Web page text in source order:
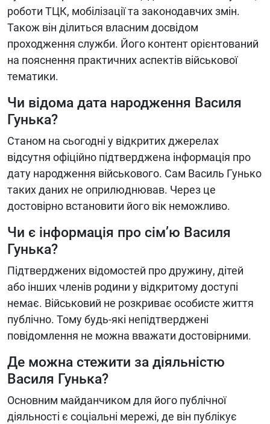
роботи ТЦК, мобілізації та законодавчих змін.
Також він ділиться власним досвідом
проходження служби. Його контент орієнтований
на пояснення практичних аспектів військової
тематики.
Чи відома дата народження Василя
Гунька?
Станом на сьогодні у відкритих джерелах
відсутня офіційно підтверджена інформація про
дату народження військового. Сам Василь Гунько
таких даних не оприлюднював. Через це
достовірно встановити його вік неможливо.
Чи є інформація про сім’ю Василя
Гунька?
Підтверджених відомостей про дружину, дітей
або інших членів родини у відкритому доступі
немає. Військовий не розкриває особисте життя
публічно. Тому будь-які непідтверджені
повідомлення не можна вважати достовірними.
Де можна стежити за діяльністю
Василя Гунька?
Основним майданчиком для його публічної
діяльності є соціальні мережі, де він публікує